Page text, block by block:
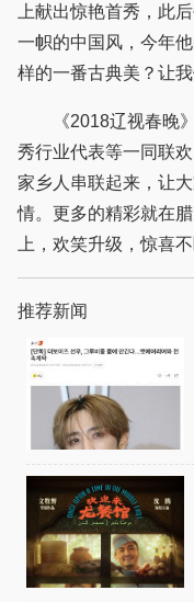
上献出惊艳首秀，此
一帜的中国风，今年
样的一番古典美？让我
《2018辽视春晚》
秀行业代表等一同联
家乡人串联起来，让
情。更多的精彩就在
上，欢笑升级，惊喜
推荐新闻